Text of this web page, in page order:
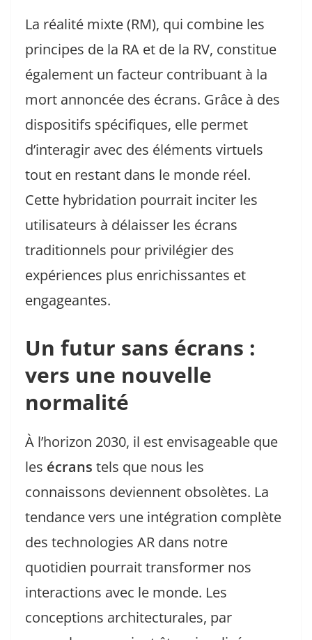
La réalité mixte (RM), qui combine les
principes de la RA et de la RV, constitue
également un facteur contribuant à la
mort annoncée des écrans. Grâce à des
dispositifs spécifiques, elle permet
d’interagir avec des éléments virtuels
tout en restant dans le monde réel.
Cette hybridation pourrait inciter les
utilisateurs à délaisser les écrans
traditionnels pour privilégier des
expériences plus enrichissantes et
engageantes.
Un futur sans écrans :
vers une nouvelle
normalité
À l’horizon 2030, il est envisageable que
les écrans tels que nous les
connaissons deviennent obsolètes. La
tendance vers une intégration complète
des technologies AR dans notre
quotidien pourrait transformer nos
interactions avec le monde. Les
conceptions architecturales, par